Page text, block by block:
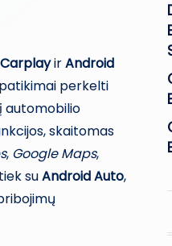
CarplayirAndroid
perkelti
automobilio
skaitomas
, Google Maps,
suAndroid Auto,